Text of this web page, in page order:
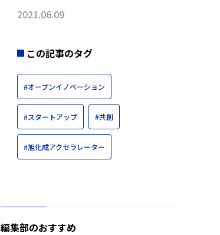
2021.06.09
この記事のタグ
#オープンイノベーション
#スタートアップ #共創
#旭化成アクセラレーター
編集部のおすすめ